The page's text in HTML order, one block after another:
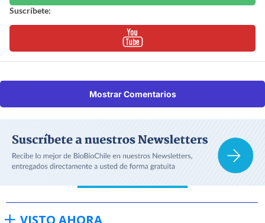
Suscríbete:
Mostrar Comentarios
VISTO AHORA